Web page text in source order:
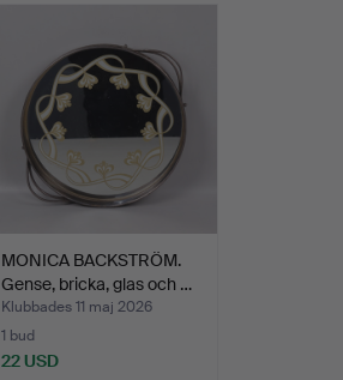
MONICA BACKSTRÖM.
Gense, bricka, glas och …
Klubbades 11 maj 2026
1 bud
22 USD